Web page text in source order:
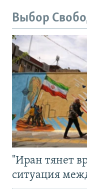
Выбор
"Иран тянет
ситуация